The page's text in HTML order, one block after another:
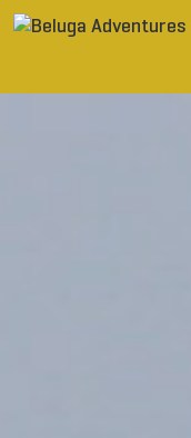
Ga naar inhoud